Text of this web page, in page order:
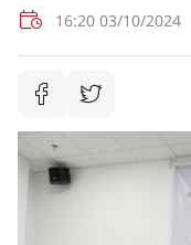
16:20 03/10/2024